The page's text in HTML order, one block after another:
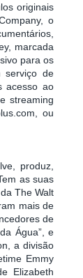
originais
o
marcada
para os
serviço de
acesso ao
streaming
ou
produz,
as suas
The Walt
mais de
de
Água”, e
a divisão
Emmy
Elizabeth